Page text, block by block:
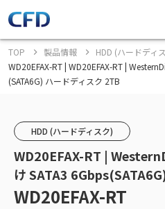
TOP 製品情報
HDD (ハードディ
WD20EFAX-RT | WD20EFAX-RT |
(SATA6G) ハードディスク 2TB
HDD (ハードディスク)
WD20EFAX-RT |
け SATA3
WD20EFAX-RT